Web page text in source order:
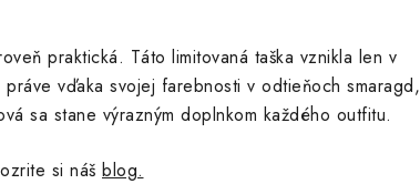
praktická. Táto limitovaná taška vznikla len v
vďaka svojej farebnosti v odtieňoch smaragd,
sa stane výrazným doplnkom každého outfitu.
si náš blog.